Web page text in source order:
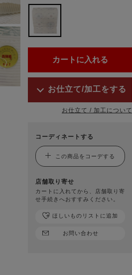
お仕立て/加工をする
お仕立て / 加工について
コーディネートする
この商品をコーデする
店舗取り寄せ
カートに入れてから、店舗取り寄
せ手続きへおすすみください。
お問い合わせ
ほしいものリストに追加